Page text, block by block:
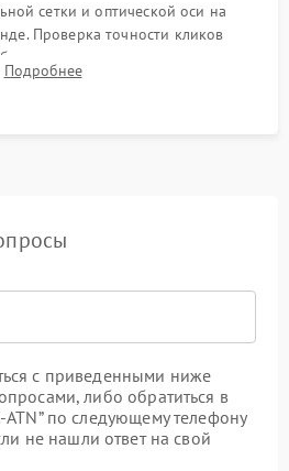
сетки и оптической оси на
Проверка точности кликов
испытание прицела на
устойчивости к отдаче и
Подробнее
с приведенными ниже
либо обратиться в
по следующему телефону
не нашли ответ на свой